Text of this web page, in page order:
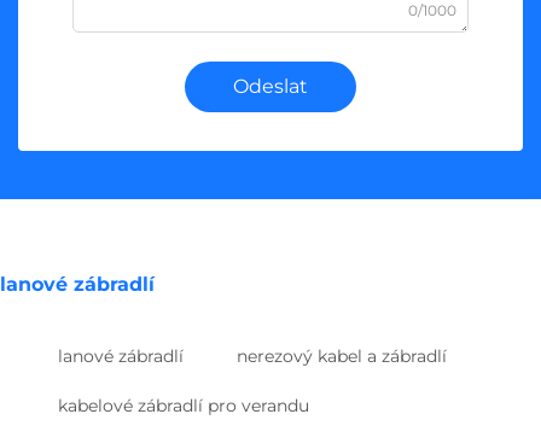
0/1000
Odeslat
lanové zábradlí
lanové zábradlí nerezový kabel a zábradlí
kabelové zábradlí pro verandu